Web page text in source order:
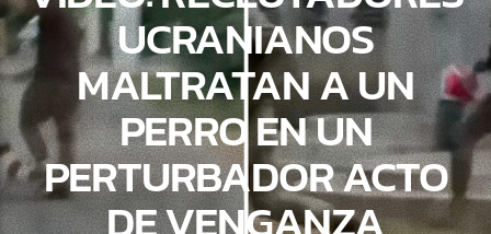
UCRANIANOS
MALTRATAN A UN
PERRO EN UN
PERTURBADOR ACTO